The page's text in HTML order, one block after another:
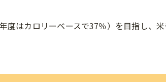
度はカロリーベースで37％）を目指し、